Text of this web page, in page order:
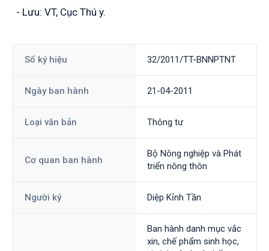
- Lưu: VT, Cục Thú y.
Số ký hiệu 32/2011/TT-BNNPTNT
Ngày ban hành 21-04-2011
Loại văn bản Thông tư
Cơ quan ban hành
Bộ Nông nghiệp và Phát
triển nông thôn
Người ký Diệp Kỉnh Tần
Ban hành danh mục vắc
xin, chế phẩm sinh học,